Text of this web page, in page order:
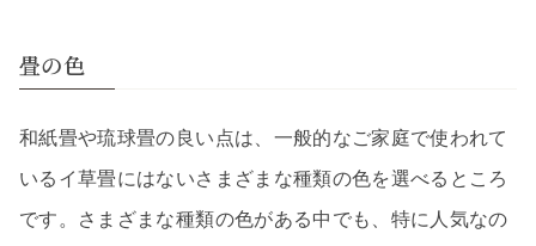
畳の色
和紙畳や琉球畳の良い点は、一般的なご家庭で使われて
いるイ草畳にはないさまざまな種類の色を選べるところ
です。さまざまな種類の色がある中でも、特に人気なの